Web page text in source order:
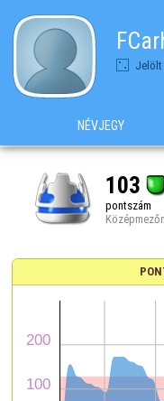
Jelölt
NÉVJEGY
103
pontszám